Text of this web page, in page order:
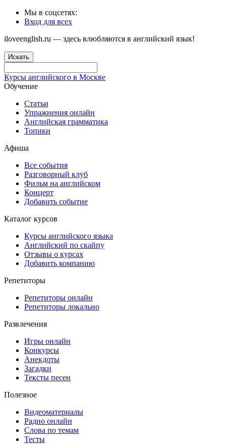
Мы в соцсетях:
Вход для всех
iloveenglish.ru — здесь влюбляются в английский язык!
Искать
Курсы английского в Москве
Обучение
Статьи
Упражнения онлайн
Английская грамматика
Топики
Афиша
Все события
Разговорный клуб
Фильм на английском
Концерт
Добавить событие
Каталог курсов
Курсы английского языка
Английский по скайпу
Отзывы о курсах
Добавить компанию
Репетиторы
Репетиторы онлайн
Репетиторы локально
Развлечения
Игры онлайн
Конкурсы
Анекдоты
Загадки
Тексты песен
Полезное
Видеоматериалы
Радио онлайн
Слова по темам
Тесты